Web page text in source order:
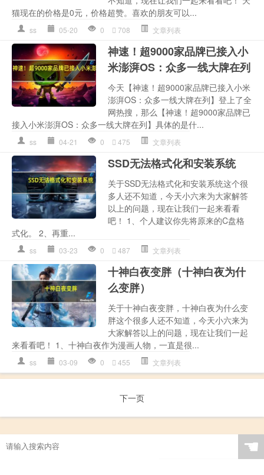
猫现在的价格是0元，价格超赞。喜欢的朋友可以...
ss 05-20 0 708 文章列表
神速！超9000家品牌已接入小
米澎湃OS：众多一线大牌在列
今天【神速！超9000家品牌已接入小米
澎湃OS：众多一线大牌在列】登上了全
网热搜，那么【神速！超9000家品牌已
接入小米澎湃OS：众多一线大牌在列】具体的是什...
ss 04-21 0 475 文章列表
SSD无法格式化和安装系统
关于SSD无法格式化和安装系统这个很
多人还不知道，今天小六来为大家解答
以上的问题，现在让我们一起来看看
吧！ 1、个人建议你先将原来的C盘格
式化。 2、再重...
ss 03-23 0 487 文章列表
十神白夜变胖（十神白夜为什
么变胖）
关于十神白夜变胖，十神白夜为什么变
胖这个很多人还不知道，今天小六来为
大家解答以上的问题，现在让我们一起
来看看吧！ 1、十神白夜作为漫画人物，一直是很...
ss 03-09 0 455 文章列表
下一页
☚